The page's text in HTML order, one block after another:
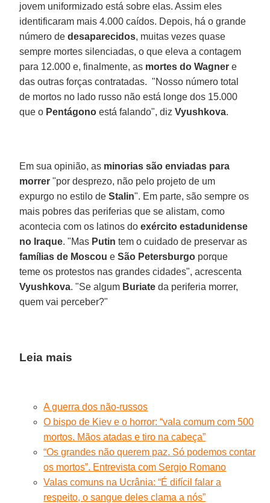
jovem uniformizado está sobre elas. Assim eles
identificaram mais 4.000 caídos. Depois, há o grande
número dedesaparecidos, muitas vezes quase
sempre mortes silenciadas, o que eleva a contagem
para 12.000 e, finalmente, as mortes do Wagner e
das outras forças contratadas. "Nosso número total
de mortos no lado russo não está longe dos 15.000
que o Pentágono está falando", dizVyushkova.
Em sua opinião, as minorias são enviadas para
morrer "por desprezo, não pelo projeto de um
expurgo no estilo deStalin". Em parte, são sempre os
mais pobres das periferias que se alistam, como
acontecia com os latinos doexército estadunidense
no Iraque. "Mas Putin tem o cuidado de preservar as
famílias de Moscou eSão Petersburgo porque
teme os protestos nas grandes cidades", acrescenta
Vyushkova. "Se algum Buriate da periferia morrer,
quem vai perceber?"
Leia mais
A guerra dos não-russos
O bispo de Kiev e o horror: “vala comum com 500
mortos. Mãos atadas e tiro na cabeça”
“Os grandes não querem paz. Só podemos contar
os mortos”. Entrevista com Sergio Romano
Valas comuns na Ucrânia: “É difícil falar a
respeito, o sangue deles clama a nós”